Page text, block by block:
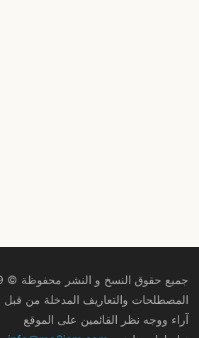
جميع حقوق النسخ و النشر محفوظة © 2009–2026
المصطلحات والتعاريف المدخلة من قبل
آراء ووجه نظر القائمين على الموقع